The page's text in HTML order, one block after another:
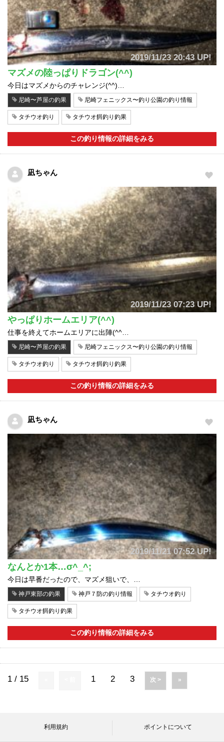
2019/11/23 20:43 UP!
マズメの陸っぱりドラゴン(^^)
今日はマズメからのチャレンジ(^^)…
尼崎〜芦屋の釣果 尼崎フェニックス〜釣り公園の釣り情報
タチウオ釣り タチウオ餌釣り釣果
この釣り情報の詳細をみる
凪ちゃん
2019/11/23 07:23 UP!
やっぱりホームエリア(^^)
仕事を終えてホームエリアに出陣(^^…
尼崎〜芦屋の釣果 尼崎フェニックス〜釣り公園の釣り情報
タチウオ釣り タチウオ餌釣り釣果
この釣り情報の詳細をみる
凪ちゃん
2019/11/21 07:52 UP!
なんとか1本…σ^_^;
今日は早番だったので、マズメ狙いで、…
神戸東部の釣果 神戸７防の釣り情報 タチウオ釣り
タチウオ餌釣り釣果
この釣り情報の詳細をみる
1 / 15 1 2 3 次 > »
利用規約 ポイントについて